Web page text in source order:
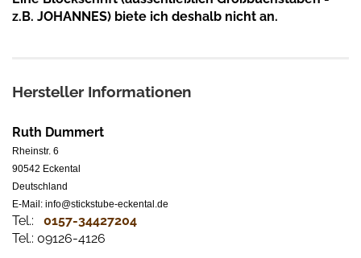
z.B. JOHANNES) biete ich deshalb nicht an.
Hersteller Informationen
Ruth Dummert
Rheinstr. 6
90542 Eckental
Deutschland
E-Mail: info@stickstube-eckental.de
Tel.: 0157-34427204​
Tel.: 09126-4126